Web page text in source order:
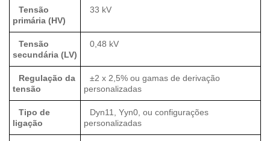
Tensão
primária (HV)
33 kV
Tensão
secundária (LV)
0,48 kV
Regulação da
tensão
±2 x 2,5% ou gamas de derivação
personalizadas
Tipo de
ligação
Dyn11, Yyn0, ou configurações
personalizadas